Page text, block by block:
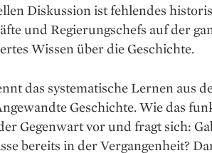
Dis­kussion ist fehlendes
und Regierungschefs auf der
Wissen über die Geschichte.
das systema­tische Lernen aus
Geschichte. Wie das
Gegenwart vor und fragt sich:
bereits in der Vergangenheit?